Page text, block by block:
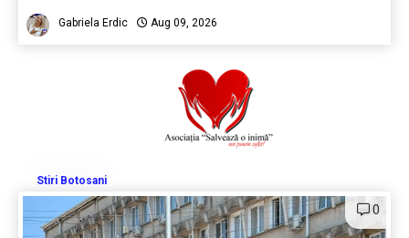
Gabriela Erdic Aug 09, 2026
Stiri Botosani
0